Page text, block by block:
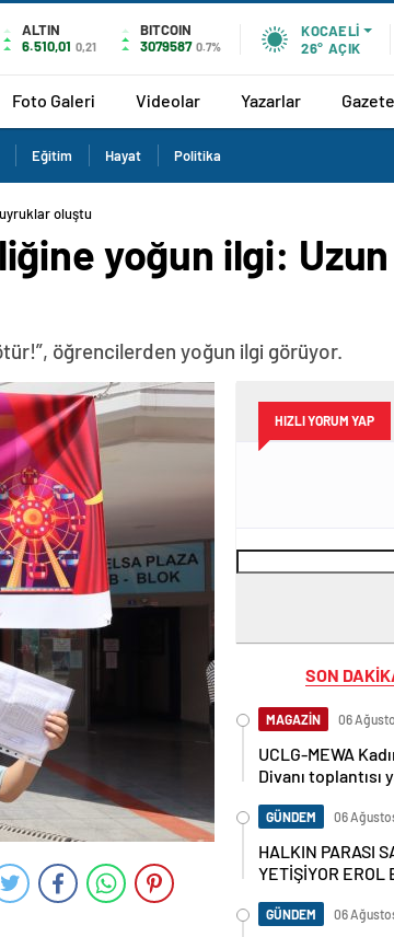
ALTIN
6.510,01 0,21
BITCOIN
3079587 0.7%
KOCAELI
26° AÇIK
Foto Galeri Videolar Yazarlar
Eğitim Hayat Politika
oluştu
yoğun ilgi: Uzun
öğrencilerden yoğun ilgi görüyor.
HIZLI YORUM YAP
SON
MAGAZİN 06
UCLG-MEWA
Divanı toplantısı
GÜNDEM 06
HALKIN PARASI
YETİŞİYOR EROL
GÜNDEM 06